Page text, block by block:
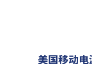
美国移动